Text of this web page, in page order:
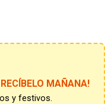
MAÑANA!
y festivos.